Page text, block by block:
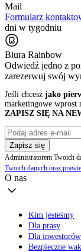
Mail
Formularz
dni w tygodniu
Biura Rainbow
Odwiedź jedno z
zarezerwuj swój
Jeśli chcesz jako
marketingowe wprost
ZAPISZ SIĘ NA
Zapisz się
Administratorem Twoich
Twoich danych oraz
O nas
Kim jesteśmy
Dla prasy
Dla inwestorów
Bezpieczne